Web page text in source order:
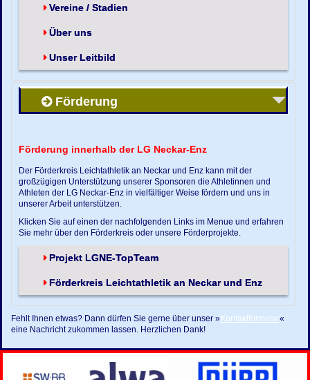
Vereine / Stadien
Über uns
Unser Leitbild
Förderung
Förderung innerhalb der LG Neckar-Enz
Der Förderkreis Leichtathletik an Neckar und Enz kann mit der
großzügigen Unterstützung unserer Sponsoren die Athletinnen und
Athleten der LG Neckar-Enz in vielfältiger Weise fördern und uns in
unserer Arbeit unterstützen.
Klicken Sie auf einen der nachfolgenden Links im Menue und erfahren
Sie mehr über den Förderkreis oder unsere Förderprojekte.
Projekt LGNE-TopTeam
Förderkreis Leichtathletik an Neckar und Enz
Fehlt Ihnen etwas? Dann dürfen Sie gerne über unser »Kontaktformular«
eine Nachricht zukommen lassen. Herzlichen Dank!